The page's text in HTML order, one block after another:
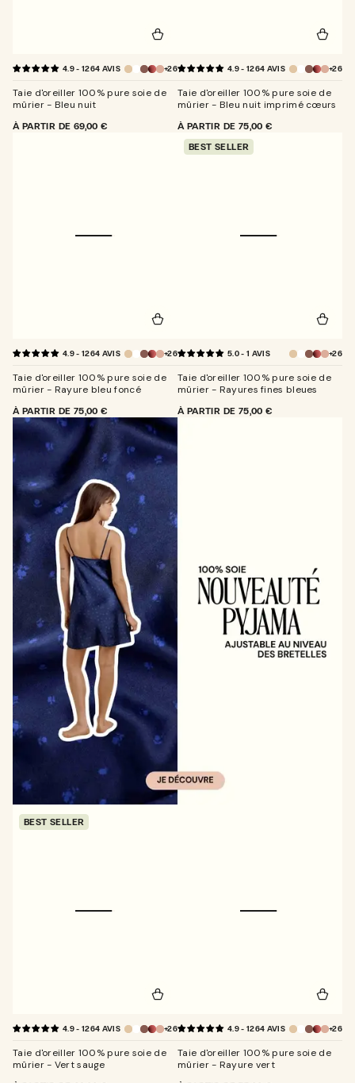
4.9 - 1264 AVIS +26
Taie d'oreiller 100% pure soie de
mûrier - Bleu nuit
PRIX
À PARTIR DE 69,00 €
4.9 - 1264 AVIS +26
Taie d'oreiller 100% pure soie de
mûrier - Bleu nuit imprimé cœurs
PRIX
NORMAL
À PARTIR DE 75,00 €
4.9 - 1264 AVIS +26
Taie d'oreiller 100% pure soie de
mûrier - Rayure bleu foncé
PRIX
NORMAL
À PARTIR DE 75,00 €
5.0 - 1 AVIS +26
Taie d'oreiller 100% pure soie de
mûrier - Rayures fines bleues
PRIX
À PARTIR DE 75,00 €
BEST SELLER
4.9 - 1264 AVIS +26
Taie d'oreiller 100% pure soie de
mûrier - Vert sauge
BEST SELLER
4.9 - 1264 AVIS +26
Taie d'oreiller 100% pure soie de
mûrier - Rayure vert